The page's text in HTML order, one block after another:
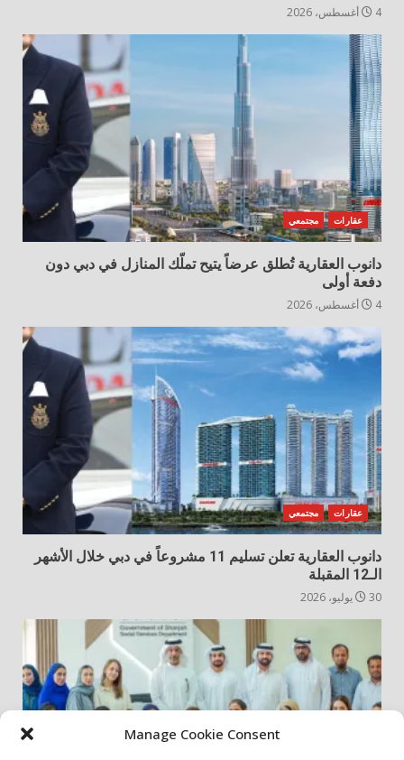
Manage Cookie Consent
4 أغسطس، 2026
عقارات مجتمعي
دانوب العقارية تُطلق عرضاً يتيح تملّك المنازل في دبي دون
دفعة أولى
4 أغسطس، 2026
عقارات مجتمعي
دانوب العقارية تعلن تسليم 11 مشروعاً في دبي خلال الأشهر
الـ12 المقبلة
30 يوليو، 2026